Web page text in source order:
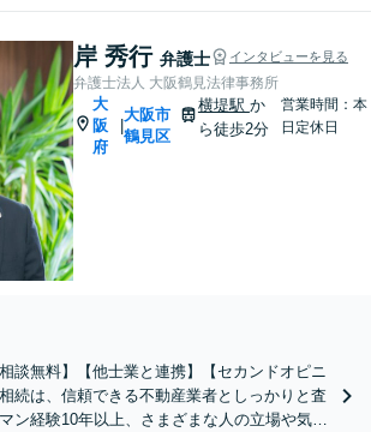
岸 秀行 弁護士 インタビューを見る
弁護士法人 大阪鶴見法律事務所
大
阪
府
大阪市
鶴見区
横堤駅 か
ら徒歩2分
営業時間：本
日定休日
談無料】【他士業と連携】【セカンドオピニ
続は、信頼できる不動産業者としっかりと査
ン経験10年以上、さまざまな人の立場や気持